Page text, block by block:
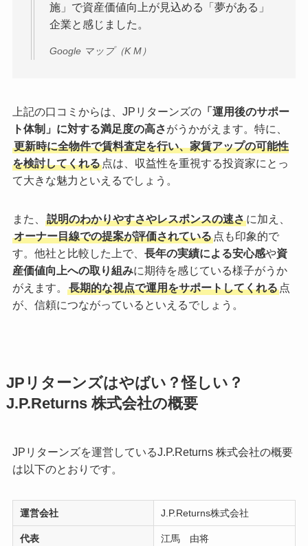
施」で資産価値向上が見込める「夢がある」
企業と感じました。
Google マップ（K M）
上記の口コミからは、JPリターンズの「運用後のサポー
ト体制」に対する満足度の高さがうかがえます。特に、
更新時に全物件で賃料査定を行い、家賃アップの可能性
を検討してくれる点は、収益性を重視する投資家にとっ
て大きな魅力といえるでしょう。
また、 説明のわかりやすさやレスポンスの速さに加え、
オーナー目線での提案が評価されている点も印象的で
す。他社と比較した上で、 長年の実績による安心感や資
産価値向上への取り組みに期待を感じている様子がうか
がえます。
長期的な視点で運用をサポートしてくれる点
が、信頼につながっているといえるでしょう。
JPリターンズはやばい？怪しい？
J.P.Returns 株式会社の概要
JPリターンズを運営しているJ.P.Returns 株式会社の概要
は以下のとおりです。
運営会社 J.P.Returns株式会社
代表 江馬 由将